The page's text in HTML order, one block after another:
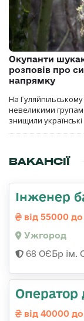
Окупанти
розповів про
напрямку
На
невеликими
знищили українські
ВАКАНСІЇ
Інженер
від 55000
Ужгород
68 ОЄБр ім.
Оператор
від 40000